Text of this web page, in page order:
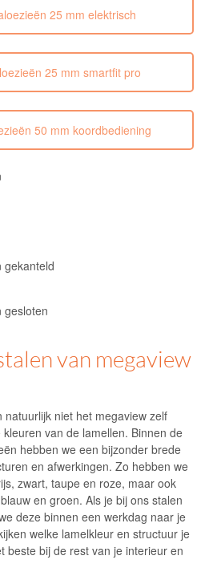
25 mm elektrisch
25 mm smartfit pro
50 mm koordbediening
van megaview
niet het megaview zelf
van de lamellen. Binnen de
hebben we een bijzonder brede
en afwerkingen. Zo hebben we
zwart, taupe en roze, maar ook
en groen. Als je bij ons stalen
deze binnen een werkdag naar je
welke lamelkleur en structuur je
beste bij de rest van je interieur en